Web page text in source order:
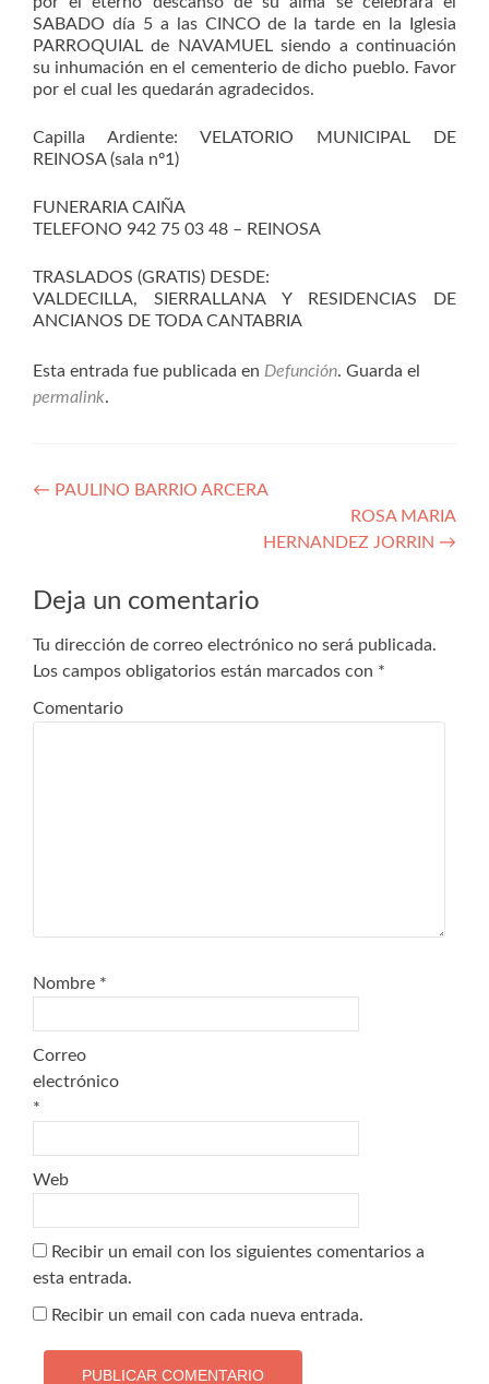
SABADO día 5 a las CINCO de la tarde en la Iglesia
PARROQUIAL de NAVAMUEL siendo a continuación
su inhumación en el cementerio de dicho pueblo. Favor
por el cual les quedarán agradecidos.
Capilla Ardiente: VELATORIO MUNICIPAL DE
REINOSA (sala nº1)
FUNERARIA CAIÑA
TELEFONO 942 75 03 48 – REINOSA
TRASLADOS (GRATIS) DESDE:
VALDECILLA, SIERRALLANA Y RESIDENCIAS DE
ANCIANOS DE TODA CANTABRIA
Esta entrada fue publicada en Defunción. Guarda el
permalink.
Navegación
← PAULINO BARRIO ARCERA
ROSA MARIA
HERNANDEZ JORRIN →
Deja un comentario
Tu dirección de correo electrónico no será publicada.
Los campos obligatorios están marcados con *
Comentario
Nombre *
Correo
electrónico
*
Web
Recibir un email con los siguientes comentarios a
esta entrada.
Recibir un email con cada nueva entrada.